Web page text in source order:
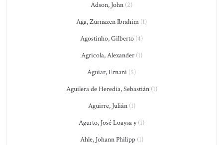
Adson, John (2)
Ağa, Zurnazen Ibrahim (1)
Agostinho, Gilberto (4)
Agricola, Alexander(1)
Aguiar, Ernani (5)
Aguilera de Heredia, Sebastián(1)
Aguirre, Julián(1)
Agurto, José Loaysa y(1)
Ahle, Johann Philipp(1)